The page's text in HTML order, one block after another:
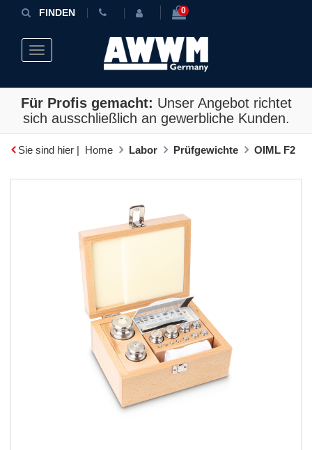
FINDEN 0
Toggle navigation
Für Profis gemacht: Unser Angebot richtet
sich ausschließlich an gewerbliche Kunden.
Sie sind hier | Home Labor Prüfgewichte OIML F2